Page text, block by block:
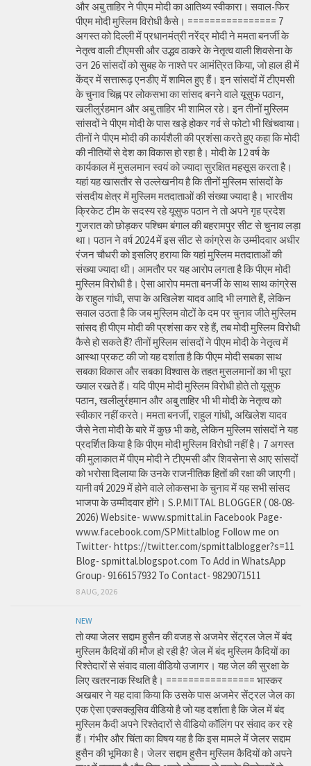
और अबु ताहिर ने पीएम मोदी का आतिथ्य स्वीकारा। सवाल-फिर
पीएम मोदी मुस्लिम विरोधी कैसे। ================ 7
अगस्त को दिल्ली में प्रधानमंत्री नरेंद्र मोदी ने ममता बनर्जी के
नेतृत्व वाली टीएमसी और उद्धव ठाकरे के नेतृत्व वाली शिवसेना के
उन 26 सांसदों को सुबह के नाश्ते पर आमंत्रित किया, जो हाल ही में
केंद्र में सत्तारूढ़ एनडीए में शामिल हुए हैं। इन सांसदों में टीएमसी
के चुनाव चिह्न पर लोकसभा का सांसद बनने वाले यूसुफ पठान,
खलीलुर्रहमान और अबु ताहिर भी शामिल रहे। इन तीनों मुस्लिम
सांसदों ने पीएम मोदी के पास खड़े होकर गर्व से फोटो भी खिंचवाया।
तीनों ने पीएम मोदी की कार्यशैली की प्रशंसा करते हुए कहा कि मोदी
की नीतियों से देश का विकास हो रहा है। मोदी के 12 वर्ष के
कार्यकाल में मुसलमान स्वयं को ज्यादा सुरक्षित महसूस करता है।
यहां यह खासतौर से उल्लेखनीय है कि तीनों मुस्लिम सांसदों के
संसदीय क्षेत्र में मुस्लिम मतदाताओं की संख्या ज्यादा है। भारतीय
क्रिकेट टीम के सदस्य रहे यूसुफ पठान ने तो अपने गृह प्रदेश
गुजरात को छोड़कर पश्चिम बंगाल की बहरामपुर सीट से चुनाव लड़ा
था। पठान ने वर्ष 2024 में इस सीट से कांग्रेस के उम्मीदवार अधीर
रंजन चौधरी को इसलिए हराया कि यहां मुस्लिम मतदाताओं की
संख्या ज्यादा थी। आमतौर पर यह आरोप लगता है कि पीएम मोदी
मुस्लिम विरोधी है। ऐसा आरोप ममता बनर्जी के साथ साथ कांग्रेस
के राहुल गांधी, सपा के अखिलेश यादव आदि भी लगाते हैं, लेकिन
सवाल उठता है कि जब मुस्लिम वोटों के दम पर चुनाव जीते मुस्लिम
सांसद ही पीएम मोदी की प्रशंसा कर रहे हैं, तब मोदी मुस्लिम विरोधी
कैसे हो सकते हैं? तीनों मुस्लिम सांसदों ने पीएम मोदी के नेतृत्व में
आस्था प्रकट की जो यह दर्शाता है कि पीएम मोदी सबका साथ
सबका विकास और सबका विश्वास के तहत मुसलमानों का भी पूरा
ख्याल रखते हैं। यदि पीएम मोदी मुस्लिम विरोधी होते तो यूसुफ
पठान, खलीलुर्रहमान और अबु ताहिर भी भी मोदी के नेतृत्व को
स्वीकार नहीं करते। ममता बनर्जी, राहुल गांधी, अखिलेश यादव
जैसे नेता मोदी के बारे में कुछ भी कहे, लेकिन मुस्लिम सांसदों ने यह
प्रदर्शित किया है कि पीएम मोदी मुस्लिम विरोधी नहीं है। 7 अगस्त
की मुलाकात में पीएम मोदी ने टीएमसी और शिवसेना से आए सांसदों
को भरोसा दिलाया कि उनके राजनीतिक हितों की रक्षा की जाएगी।
यानी वर्ष 2029 में होने वाले लोकसभा के चुनाव में यह सभी सांसद
भाजपा के उम्मीदवार होंगे। S.P.MITTAL BLOGGER ( 08-08-
2026) Website- www.spmittal.in Facebook Page-
www.facebook.com/SPMittalblog Follow me on
Twitter- https://twitter.com/spmittalblogger?s=11
Blog- spmittal.blogspot.com To Add in WhatsApp
Group- 9166157932 To Contact- 9829071511
8 AUG, 2026
NEW
तो क्या जेलर सद्दाम हुसैन की वजह से अजमेर सेंट्रल जेल में बंद
मुस्लिम कैदियों की मौज हो रही है? जेल में बंद मुस्लिम कैदियों का
रिश्तेदारों से संवाद वाला वीडियो उजागर। यह जेल की सुरक्षा के
लिए खतरनाक स्थिति है। ================ भास्कर
अखबार ने यह दावा किया कि उसके पास अजमेर सेंट्रल जेल का
एक ऐसा एक्सक्लूसिव वीडियो है जो यह दर्शाता है कि जेल में बंद
मुस्लिम कैदी अपने रिश्तेदारों से वीडियो कॉलिंग पर संवाद कर रहे
हैं। गंभीर और चिंता का विषय यह है कि इस मामले में जेलर सद्दाम
हुसैन की भूमिका है। जेलर सद्दाम हुसैन मुस्लिम कैदियों को अपने